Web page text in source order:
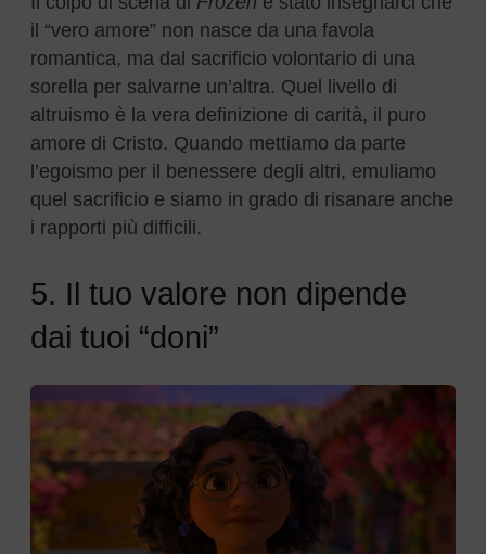
il “vero amore” non nasce da una favola
romantica, ma dal sacrificio volontario di una
sorella per salvarne un’altra. Quel livello di
altruismo è la vera definizione di carità, il puro
amore di Cristo. Quando mettiamo da parte
l’egoismo per il benessere degli altri, emuliamo
quel sacrificio e siamo in grado di risanare anche
i rapporti più difficili.
5. Il tuo valore non dipende
dai tuoi “doni”